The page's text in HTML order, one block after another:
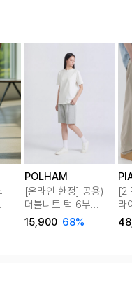
POLHAM
[온라인 한정] 공용)
더블니트 턱 6부
버뮤다 쇼츠
15,900 68%
[2
라
팬